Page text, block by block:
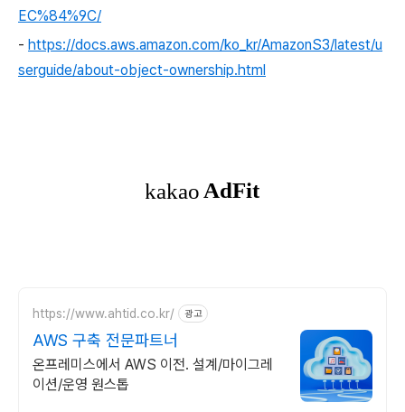
EC%84%9C/
- https://docs.aws.amazon.com/ko_kr/AmazonS3/latest/u
serguide/about-object-ownership.html
https://www.ahtid.co.kr/ 광고
AWS 구축 전문파트너
온프레미스에서 AWS 이전. 설계/마이그레
이션/운영 원스톱